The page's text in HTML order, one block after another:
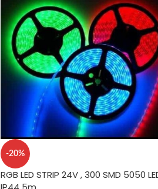
-20%
RGB LED STRIP 24V , 300 SMD 5050